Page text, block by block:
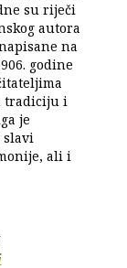
su riječi
autora
na
godine
tradiciju i
je
slavi
ali i